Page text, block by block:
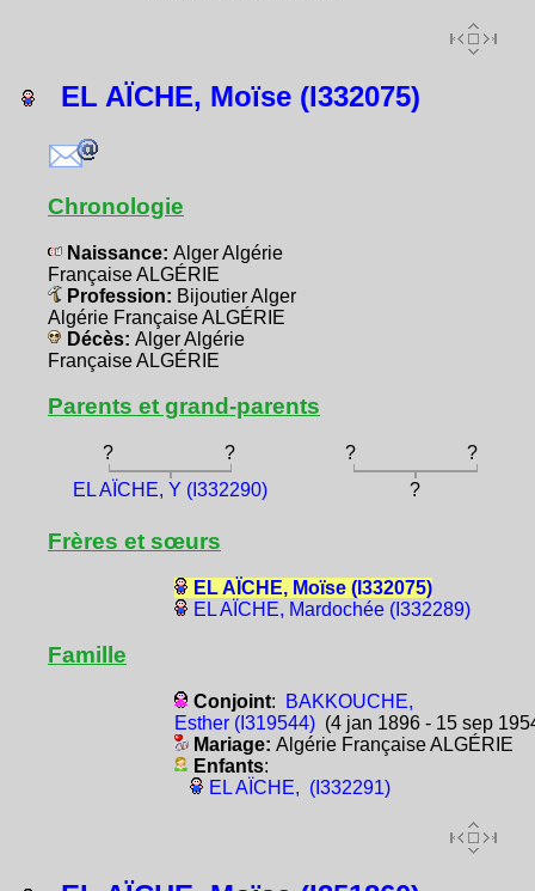
EL AÏCHE, Moïse (I332075)
Chronologie
Naissance: Alger Algérie
Française ALGÉRIE
Profession: Bijoutier Alger
Algérie Française ALGÉRIE
Décès: Alger Algérie
Française ALGÉRIE
Parents et grand-parents
? ? ?
?
EL AÏCHE, Y (I332290)
?
Frères et sœurs
EL AÏCHE, Moïse (I332075)
EL AÏCHE, Mardochée (I332289)
Famille
Conjoint:
BAKKOUCHE,
Esther (I319544)(4 jan 1896 - 15 sep
Mariage: Algérie Française ALGÉRIE
Enfants:
EL AÏCHE, (I332291)